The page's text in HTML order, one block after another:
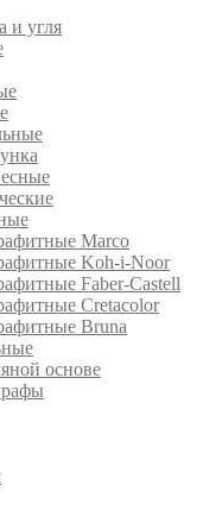
и угля
Marco
Koh-i-Noor
Faber-Castell
Cretacolor
Bruna
основе